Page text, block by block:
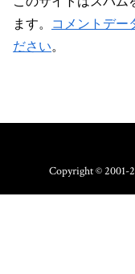
ます。 コメントデー
ださい。
Copyright © 2001-